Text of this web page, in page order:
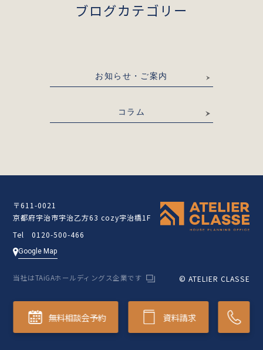
ブログカテゴリー
お知らせ・ご案内
コラム
〒611-0021
京都府宇治市宇治乙方63 cozy宇治橋1F
Tel 0120-500-466
Google Map
当社はTAiGAホールディングス企業です © ATELIER CLASSE
無料相談会予約 資料請求